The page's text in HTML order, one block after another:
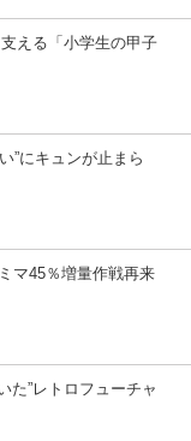
える「小学生の甲子
”にキュンが止まら
マ45％増量作戦再来
”レトロフューチャ